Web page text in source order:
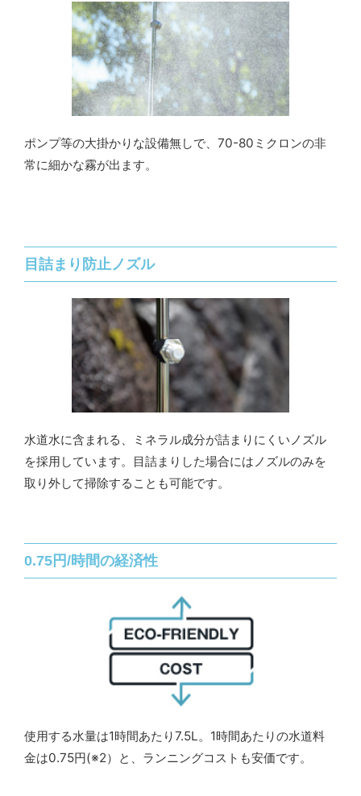
ポンプ等の大掛かりな設備無しで、70-80ミクロンの非
常に細かな霧が出ます。
目詰まり防止ノズル
水道水に含まれる、ミネラル成分が詰まりにくいノズル
を採用しています。目詰まりした場合にはノズルのみを
取り外して掃除することも可能です。
0.75円/時間の経済性
使用する水量は1時間あたり7.5L。1時間あたりの水道料
金は0.75円(※2）と、ランニングコストも安価です。